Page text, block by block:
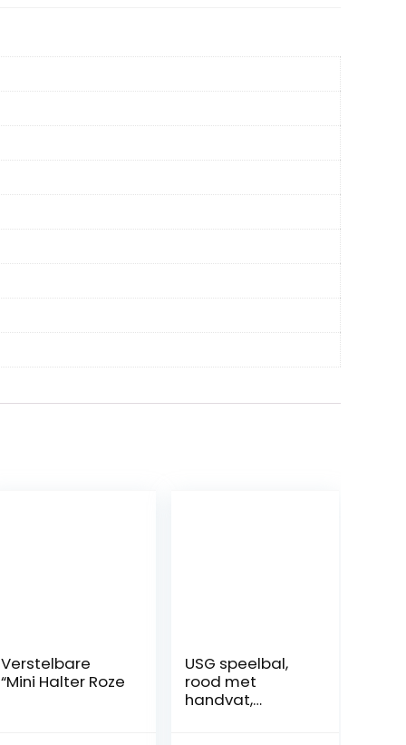
Verstelbare
“Mini Halter Roze
USG speelbal,
rood met
handvat,